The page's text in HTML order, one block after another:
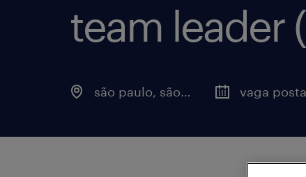
team leader
são paulo, são paulo